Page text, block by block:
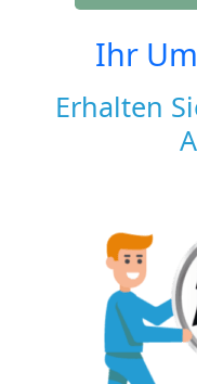
Ihr
Erhalten